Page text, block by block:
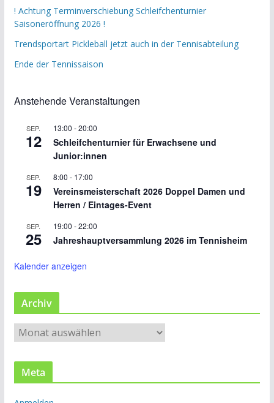
! Achtung Terminverschiebung Schleifchenturnier
Saisoneröffnung 2026 !
Trendsportart Pickleball jetzt auch in der Tennisabteilung
Ende der Tennissaison
Anstehende Veranstaltungen
SEP.
12
13:00 -20:00
Schleifchenturnier für Erwachsene und
Junior:innen
SEP.
19
8:00 - 17:00
Vereinsmeisterschaft 2026 Doppel Damen und
Herren / Eintages-Event
SEP.
25
19:00 -22:00
Jahreshauptversammlung 2026 im Tennisheim
Kalender anzeigen
Archiv
r
c
Meta